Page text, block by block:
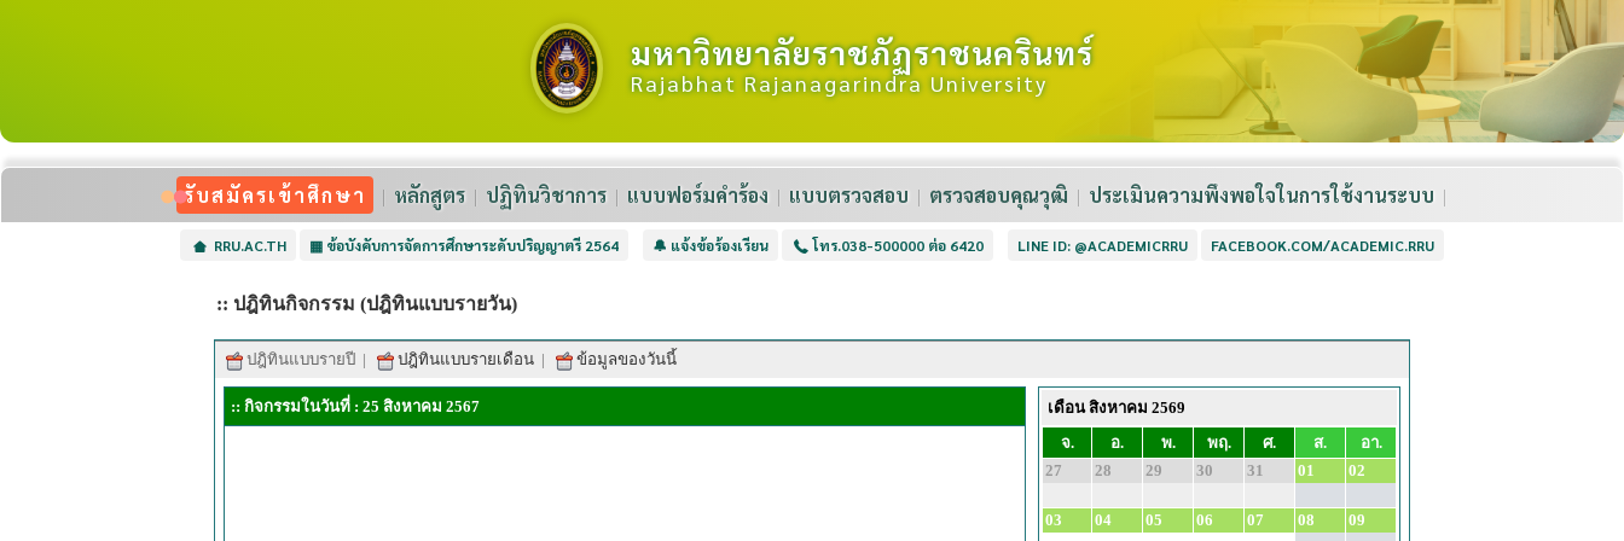
มหาวิทยาลัยราชภัฏราชนครินทร์
Rajabhat Rajanagarindra University
รับสมัครเข้าศึกษา หลักสูตร ปฏิทินวิชาการ แบบฟอร์มคำร้อง แบบตรวจสอบ ตรวจสอบคุณวุฒิ ประเมินความพึงพอใจในการใช้งานระบบ
RRU.AC.TH ▦ ข้อบังคับการจัดการศึกษาระดับปริญญาตรี 2564 🔔 แจ้งข้อร้องเรียน โทร.038-500000 ต่อ 6420 LINE ID: @ACADEMICRRU FACEBOOK.COM/ACADEMIC.RRU
:: ปฎิทินกิจกรรม (ปฎิทินแบบรายวัน)
ปฎิทินแบบรายปี | ปฎิทินแบบรายเดือน | ข้อมูลของวันนี้
:: กิจกรรมในวันที่ : 25 สิงหาคม 2567
เดือน สิงหาคม 2569
จ.
อ. พ. พฤ. ศ. ส.
อา.
27
28 29 30 31 01 02
03 04 05 06 07 08 09